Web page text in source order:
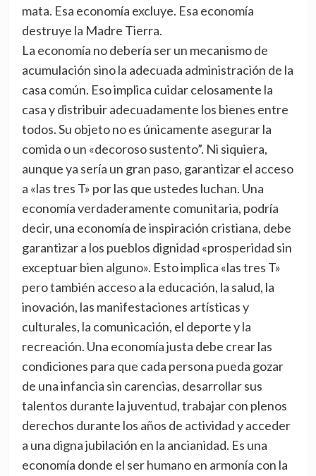
mata. Esa economía excluye. Esa economía
destruye la Madre Tierra.
La economía no debería ser un mecanismo de
acumulación sino la adecuada administración de la
casa común. Eso implica cuidar celosamente la
casa y distribuir adecuadamente los bienes entre
todos. Su objeto no es únicamente asegurar la
comida o un «decoroso sustento”. Ni siquiera,
aunque ya sería un gran paso, garantizar el acceso
a «las tres T» por las que ustedes luchan. Una
economía verdaderamente comunitaria, podría
decir, una economía de inspiración cristiana, debe
garantizar a los pueblos dignidad «prosperidad sin
exceptuar bien alguno». Esto implica «las tres T»
pero también acceso a la educación, la salud, la
inovación, las manifestaciones artísticas y
culturales, la comunicación, el deporte y la
recreación. Una economía justa debe crear las
condiciones para que cada persona pueda gozar
de una infancia sin carencias, desarrollar sus
talentos durante la juventud, trabajar con plenos
derechos durante los años de actividad y acceder
a una digna jubilación en la ancianidad. Es una
economía donde el ser humano en armonía con la